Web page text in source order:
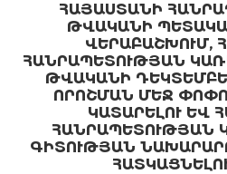
ՀԱՅԱՍՏԱՆԻ
ԹՎԱԿԱՆԻ
ՎԵՐԱԲԱՇԽՈՒՄ,
ՀԱՆՐԱՊԵՏՈՒԹՅԱՆ
ԹՎԱԿԱՆԻ
ՈՐՈՇՄԱՆ ՄԵՋ
ԿԱՏԱՐԵԼՈՒ ԵՎ
ՀԱՆՐԱՊԵՏՈՒԹՅԱՆ
ԳԻՏՈՒԹՅԱՆ